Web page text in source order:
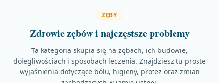
ZĘBY
Zdrowie zębów i najczęstsze problemy
Ta kategoria skupia się na zębach, ich budowie,
dolegliwościach i sposobach leczenia. Znajdziesz tu proste
wyjaśnienia dotyczące bólu, higieny, protez oraz zmian